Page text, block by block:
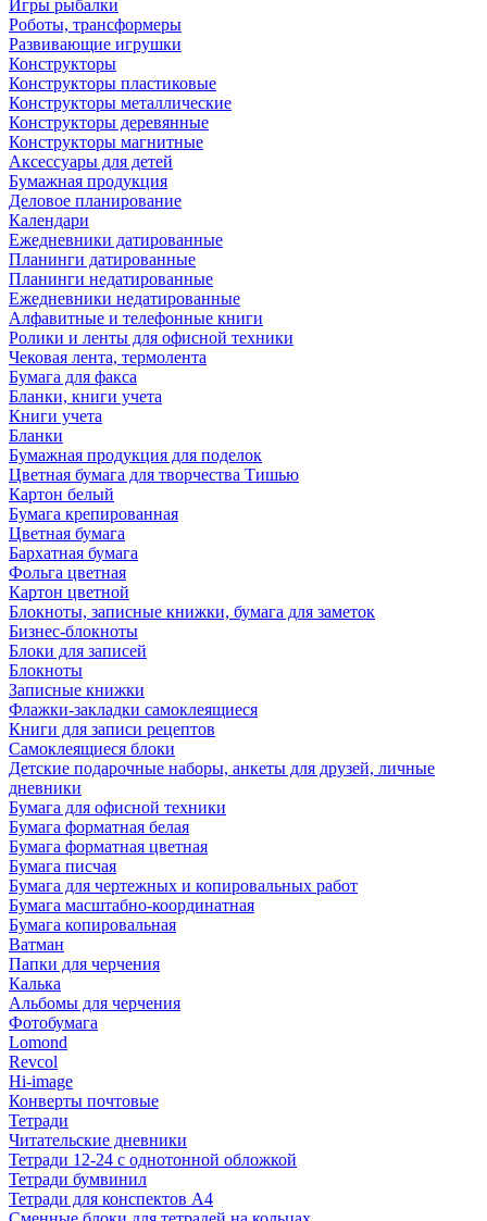
Игры рыбалки
Роботы, трансформеры
Развивающие игрушки
Конструкторы
Конструкторы пластиковые
Конструкторы металлические
Конструкторы деревянные
Конструкторы магнитные
Аксессуары для детей
Бумажная продукция
Деловое планирование
Календари
Ежедневники датированные
Планинги датированные
Планинги недатированные
Ежедневники недатированные
Алфавитные и телефонные книги
Ролики и ленты для офисной техники
Чековая лента, термолента
Бумага для факса
Бланки, книги учета
Книги учета
Бланки
Бумажная продукция для поделок
Цветная бумага для творчества Тишью
Картон белый
Бумага крепированная
Цветная бумага
Бархатная бумага
Фольга цветная
Картон цветной
Блокноты, записные книжки, бумага для заметок
Бизнес-блокноты
Блоки для записей
Блокноты
Записные книжки
Флажки-закладки самоклеящиеся
Книги для записи рецептов
Самоклеящиеся блоки
Детские подарочные наборы, анкеты для друзей, личные
дневники
Бумага для офисной техники
Бумага форматная белая
Бумага форматная цветная
Бумага писчая
Бумага для чертежных и копировальных работ
Бумага масштабно-координатная
Бумага копировальная
Ватман
Папки для черчения
Калька
Альбомы для черчения
Фотобумага
Lomond
Revcol
Hi-image
Конверты почтовые
Тетради
Читательские дневники
Тетради 12-24 с однотонной обложкой
Тетради бумвинил
Тетради для конспектов А4